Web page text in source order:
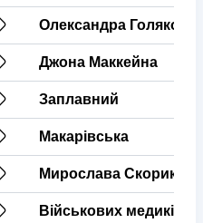
Олександра Голякова
Джона Маккейна
Заплавний
Макарівська
Мирослава Скорика
Військових медиків